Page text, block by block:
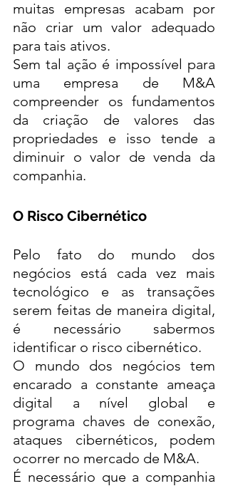
muitas empresas acabam por
não criar um valor adequado
para tais ativos.
Sem tal ação é impossível para
uma empresa de M&A
compreender os fundamentos
da criação de valores das
propriedades e isso tende a
diminuir o valor de venda da
companhia.
O Risco Cibernético
Pelo fato do mundo dos
negócios está cada vez mais
tecnológico e as transações
serem feitas de maneira digital,
é necessário sabermos
identificar o risco cibernético.
O mundo dos negócios tem
encarado a constante ameaça
digital a nível global e
programa chaves de conexão,
ataques cibernéticos, podem
ocorrer no mercado de M&A.
É necessário que a companhia